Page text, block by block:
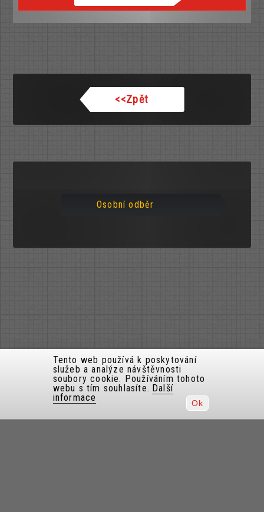
<<Zpět
Osobní odběr
Tento web používá k poskytování
služeb a analýze návštěvnosti
soubory cookie. Používáním tohoto
webu s tím souhlasíte. Další
informace
Ok